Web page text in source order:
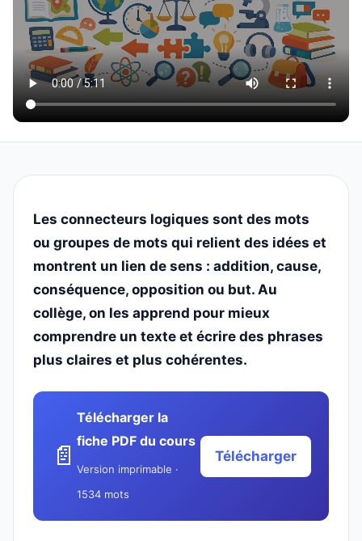
Les connecteurs logiques sont des mots
ou groupes de mots qui relient des idées et
montrent un lien de sens : addition, cause,
conséquence, opposition ou but. Au
collège, on les apprend pour mieux
comprendre un texte et écrire des phrases
plus claires et plus cohérentes.
📄
Télécharger la
fiche PDF du cours
Version imprimable ·
1534 mots
Télécharger